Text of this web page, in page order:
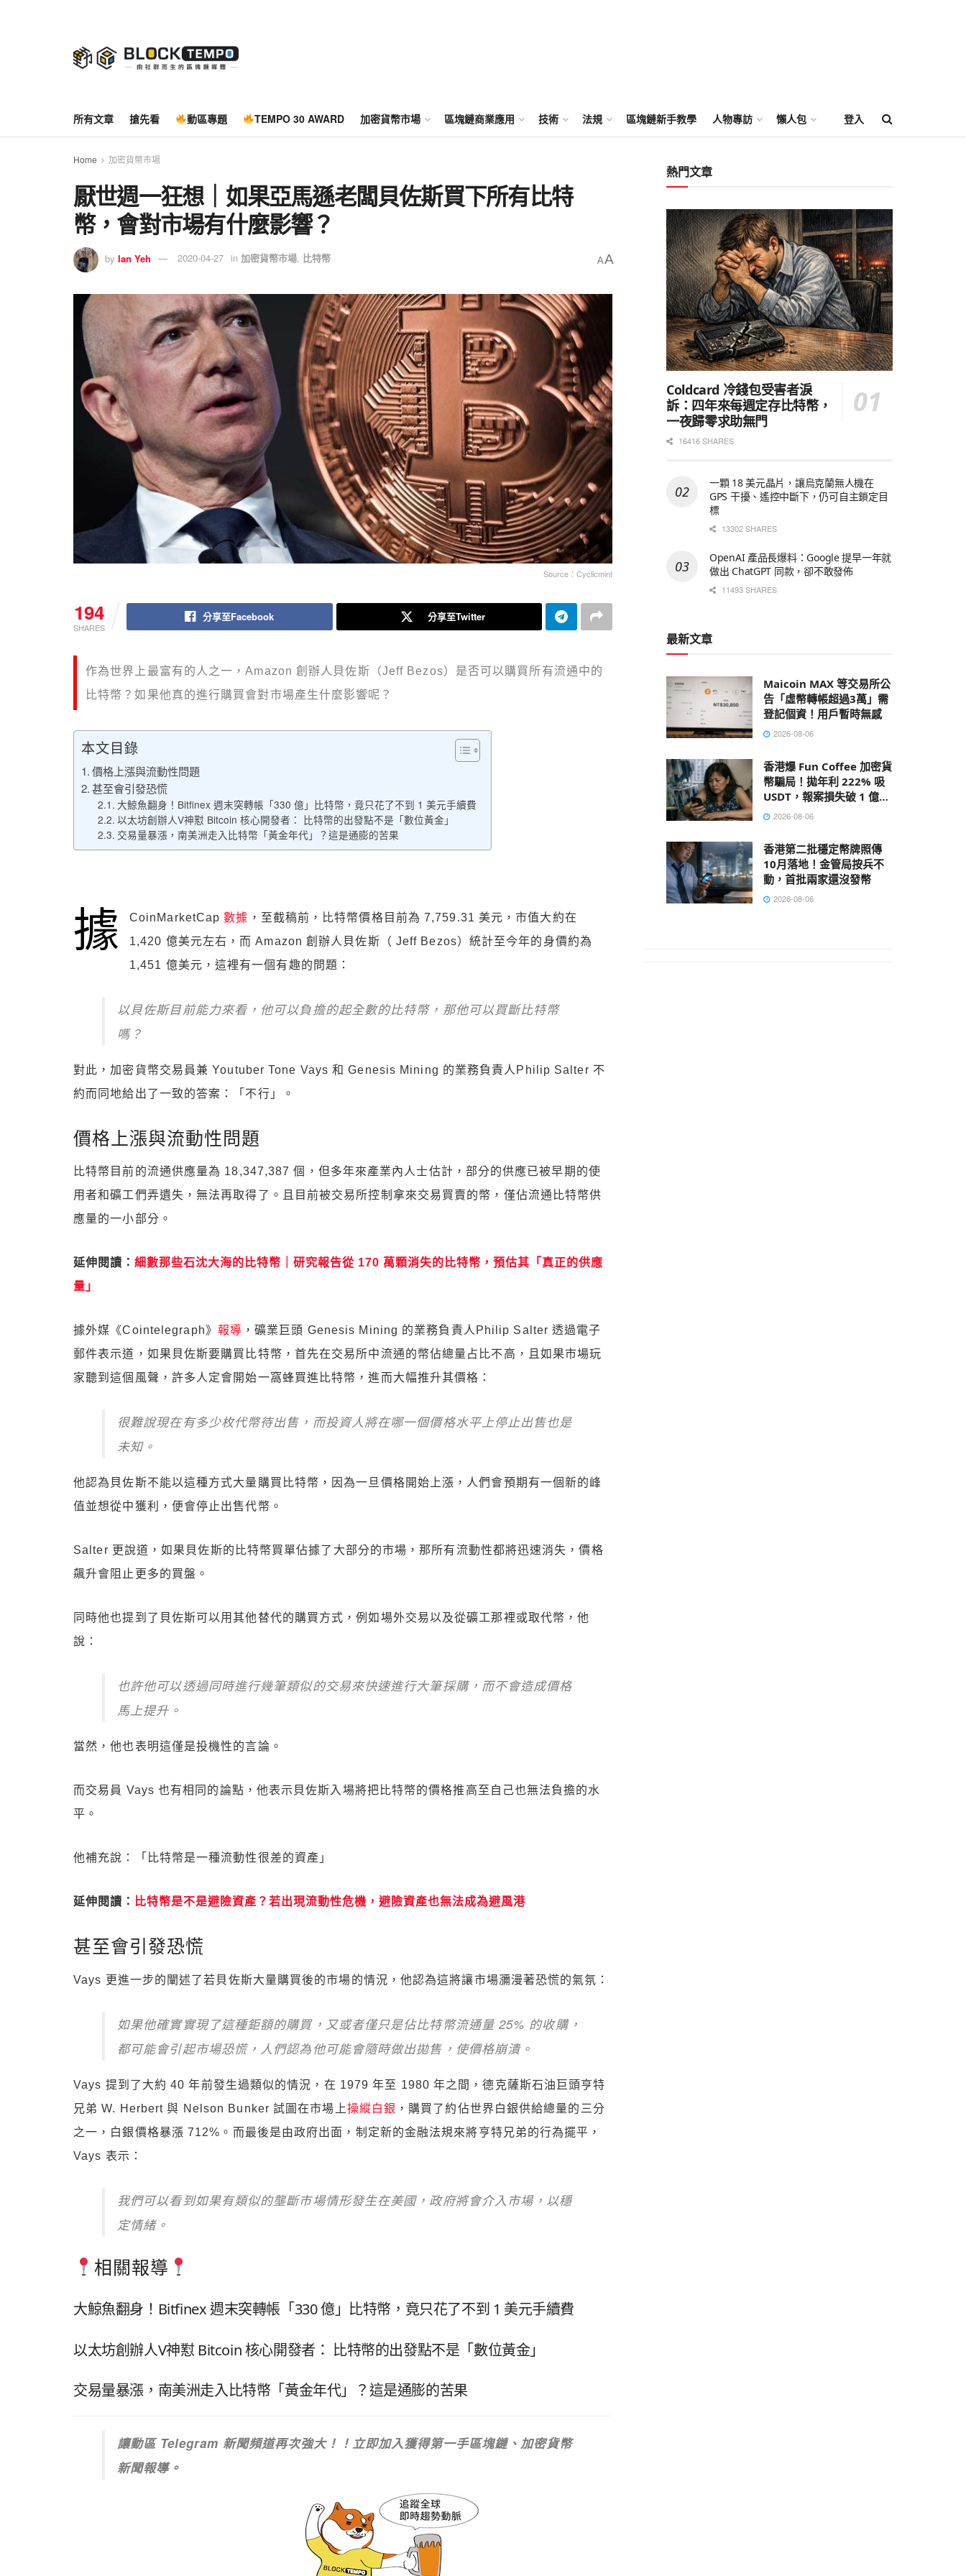
所有文章 搶先看 動區專題 TEMPO 30 AWARD 加密貨幣市場 區塊鏈商業應用 技術 法規 區塊鏈新手教學 人物專訪 懶人包 登入
Home 加密貨幣市場
厭世週一狂想｜如果亞馬遜老闆貝佐斯買下所有比特
幣，會對市場有什麼影響？
by Ian Yeh 2020-04-27 in 加密貨幣市場, 比特幣 AA
Source：Cyclicmint
194
SHARES
分享至Facebook 分享至Twitter
作為世界上最富有的人之一，Amazon 創辦人貝佐斯（Jeff Bezos）是否可以購買所有流通中的
比特幣？如果他真的進行購買會對市場產生什麼影響呢？
本文目錄
價格上漲與流動性問題
甚至會引發恐慌
大鯨魚翻身！Bitfinex 週末突轉帳「330 億」比特幣，竟只花了不到 1 美元手續費
以太坊創辦人V神懟 Bitcoin 核心開發者： 比特幣的出發點不是「數位黃金」
交易量暴漲，南美洲走入比特幣「黃金年代」？這是通膨的苦果
據 CoinMarketCap數據 ，至截稿前，比特幣價格目前為 7,759.31 美元，市值大約在
1,420 億美元左右，而 Amazon 創辦人貝佐斯（ Jeff Bezos）統計至今年的身價約為
1,451 億美元，這裡有一個有趣的問題：
以貝佐斯目前能力來看，他可以負擔的起全數的比特幣，那他可以買斷比特幣
嗎？
對此，加密貨幣交易員兼 Youtuber Tone Vays 和 Genesis Mining 的業務負責人Philip Salter 不
約而同地給出了一致的答案：「不行」。
價格上漲與流動性問題
比特幣目前的流通供應量為 18,347,387 個，但多年來產業內人士估計，部分的供應已被早期的使
用者和礦工們弄遺失，無法再取得了。且目前被交易所控制拿來交易買賣的幣，僅佔流通比特幣供
應量的一小部分。
延伸閱讀： 細數那些石沈大海的比特幣｜研究報告從 170 萬顆消失的比特幣，預估其「真正的供應
量」
據外媒《Cointelegraph》 報導 ，礦業巨頭 Genesis Mining 的業務負責人Philip Salter 透過電子
郵件表示道，如果貝佐斯要購買比特幣，首先在交易所中流通的幣佔總量占比不高，且如果市場玩
家聽到這個風聲，許多人定會開始一窩蜂買進比特幣，進而大幅推升其價格：
很難說現在有多少枚代幣待出售，而投資人將在哪一個價格水平上停止出售也是
未知。
他認為貝佐斯不能以這種方式大量購買比特幣，因為一旦價格開始上漲，人們會預期有一個新的峰
值並想從中獲利，便會停止出售代幣。
Salter 更說道，如果貝佐斯的比特幣買單佔據了大部分的市場，那所有流動性都將迅速消失，價格
飆升會阻止更多的買盤。
同時他也提到了貝佐斯可以用其他替代的購買方式，例如場外交易以及從礦工那裡或取代幣，他
說：
也許他可以透過同時進行幾筆類似的交易來快速進行大筆採購，而不會造成價格
馬上提升。
當然，他也表明這僅是投機性的言論。
而交易員 Vays 也有相同的論點，他表示貝佐斯入場將把比特幣的價格推高至自己也無法負擔的水
平。
他補充說：「比特幣是一種流動性很差的資產」
延伸閱讀： 比特幣是不是避險資產？若出現流動性危機，避險資產也無法成為避風港
甚至會引發恐慌
Vays 更進一步的闡述了若貝佐斯大量購買後的市場的情況，他認為這將讓市場瀰漫著恐慌的氣氛：
如果他確實實現了這種鉅額的購買，又或者僅只是佔比特幣流通量 25% 的收購，
都可能會引起市場恐慌，人們認為他可能會隨時做出拋售，使價格崩潰。
Vays 提到了大約 40 年前發生過類似的情況，在 1979 年至 1980 年之間，德克薩斯石油巨頭亨特
兄弟 W. Herbert 與 Nelson Bunker 試圖在市場上操縱白銀 ，購買了約佔世界白銀供給總量的三分
之一，白銀價格暴漲 712%。而最後是由政府出面，制定新的金融法規來將亨特兄弟的行為擺平，
Vays 表示：
我們可以看到如果有類似的壟斷市場情形發生在美國，政府將會介入市場，以穩
定情緒。
相關報導
大鯨魚翻身！Bitfinex 週末突轉帳「330 億」比特幣，竟只花了不到 1 美元手續費
以太坊創辦人V神懟 Bitcoin 核心開發者： 比特幣的出發點不是「數位黃金」
交易量暴漲，南美洲走入比特幣「黃金年代」？這是通膨的苦果
讓動區 Telegram 新聞頻道再次強大！！立即加入獲得第一手區塊鏈、加密貨幣
新聞報導。
熱門文章
Coldcard 冷錢包受害者淚
訴：四年來每週定存比特幣，
一夜歸零求助無門
16416 SHARES
一顆 18 美元晶片，讓烏克蘭無人機在
GPS 干擾、遙控中斷下，仍可自主鎖定目
標
13302 SHARES
OpenAI 產品長爆料：Google 提早一年就
做出 ChatGPT 同款，卻不敢發佈
11493 SHARES
最新文章
Maicoin MAX 等交易所公
告「虛幣轉帳超過3萬」需
登記個資！用戶暫時無感
2026-08-06
香港爆 Fun Coffee 加密貨
幣騙局！拋年利 222% 吸
USDT，報案損失破 1 億港
元2026-08-06
香港第二批穩定幣牌照傳
10月落地！金管局按兵不
動，首批兩家還沒發幣
2026-08-06